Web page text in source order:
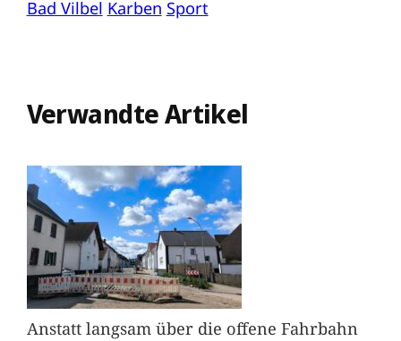
Bad Vilbel Karben Sport
Verwandte Artikel
Anstatt langsam über die offene Fahrbahn